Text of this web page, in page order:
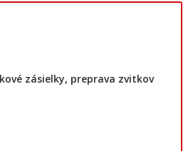
zásielky, preprava zvitkov